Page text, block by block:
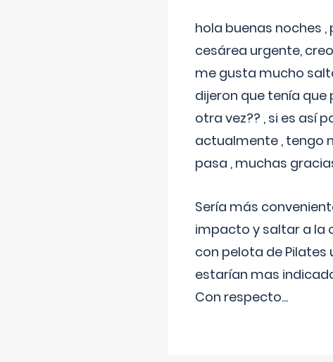
hola buenas noches
cesárea urgente,
me gusta mucho
dijeron que tenía
otra vez?? , si es así
actualmente , tengo
pasa , muchas
Sería más
impacto y saltar a la
con pelota de Pilates
estarían mas
Con respecto...